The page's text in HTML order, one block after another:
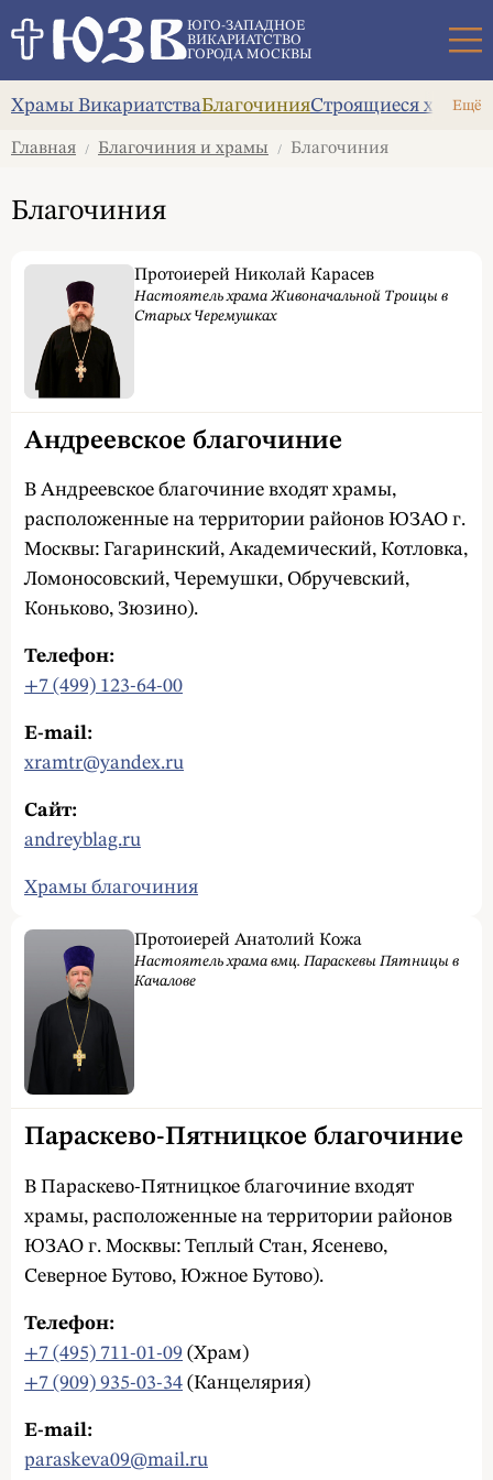
ЮГО-ЗАПАДНОЕ
ВИКАРИАТСТВО
ГОРОДА МОСКВЫ
Ещё
Храмы ВикариатстваБлагочинияСтроящиеся храмы
Главная / Благочиния и храмы / Благочиния
Благочиния
Андреевское благочиние
В Андреевское благочиние входят храмы,
расположенные на территории районов ЮЗАО г.
Москвы: Гагаринский, Академический, Котловка,
Ломоносовский, Черемушки, Обручевский,
Коньково, Зюзино).
Телефон:
+7 (499) 123-64-00
E-mail:
xramtr@yandex.ru
Сайт:
andreyblag.ru
Храмы благочиния
Протоиерей Николай Карасев
Настоятель храма Живоначальной Троицы в
Старых Черемушках
Параскево-Пятницкое благочиние
В Параскево-Пятницкое благочиние входят
храмы, расположенные на территории районов
ЮЗАО г. Москвы: Теплый Стан, Ясенево,
Северное Бутово, Южное Бутово).
Телефон:
+7 (495) 711-01-09 (Храм)
+7 (909) 935-03-34 (Канцелярия)
E-mail:
paraskeva09@mail.ru
Протоиерей Анатолий Кожа
Настоятель храма вмц. Параскевы Пятницы в
Качалове